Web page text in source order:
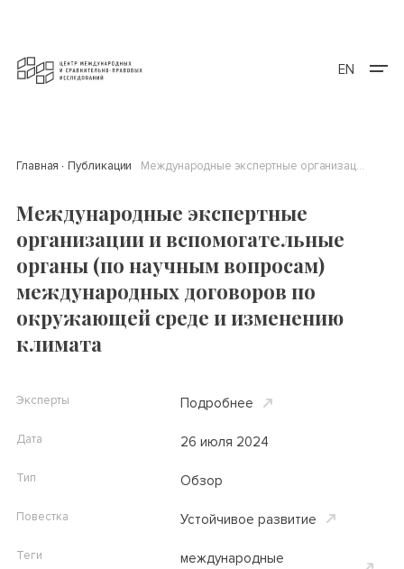
EN
Главная Публикации Международные экспертные организации и вспомогательные органы (по научным вопросам) международных договоров по окружающей среде и изменению климата
Международные экспертные
организации и вспомогательные
органы (по научным вопросам)
международных договоров по
окружающей среде и изменению
климата
Эксперты Подробнее
Дата 26 июля 2024
Тип Обзор
Повестка Устойчивое развитие
Теги
международные